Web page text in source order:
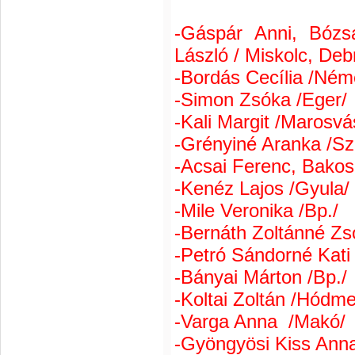
-Gáspár Anni,
László / Miskolc,
-Bordás Cecília /
-Simon Zsóka /Eger/
-Kali Margit /
-Grényiné Aranka /
-Acsai Ferenc,
-Kenéz Lajos /Gyula/
-Mile Veronika /Bp./
-Bernáth Zoltánné
-Petró Sándorné
-Bányai Márton /Bp./
-Koltai Zoltán /
-Varga Anna /Makó/
-Gyöngyösi Kiss